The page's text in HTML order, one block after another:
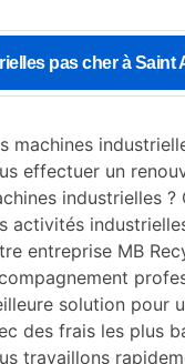
pas cher à Saint
machines
effectuer un
industrielles
activités
entreprise MB
solution pour
des frais les plus
travaillons